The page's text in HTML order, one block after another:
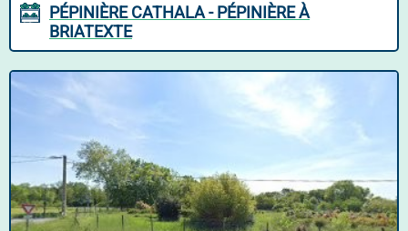
PÉPINIÈRE CATHALA - PÉPINIÈRE À
BRIATEXTE